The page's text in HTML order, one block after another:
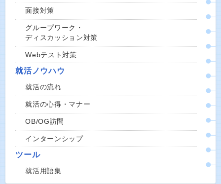
面接対策
グループワーク・
ディスカッション対策
Webテスト対策
就活ノウハウ
就活の流れ
就活の心得・マナー
OB/OG訪問
インターンシップ
ツール
就活用語集